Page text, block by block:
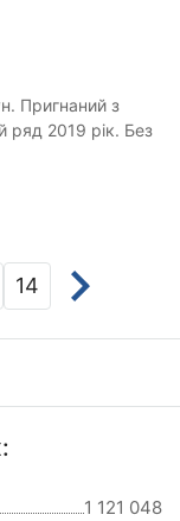
Пригнаний з
2019 рік. Без
14
1 121 048